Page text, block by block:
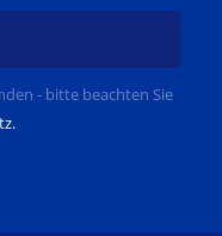
- bitte beachten Sie